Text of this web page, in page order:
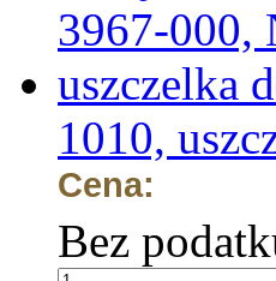
1010,
Cena:
Bez